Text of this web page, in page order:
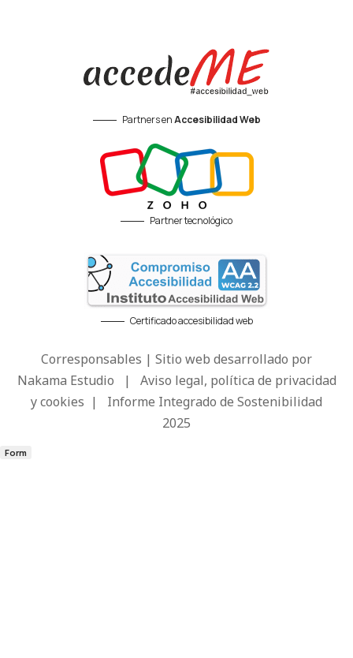
Partners enAccesibilidad Web
Partner tecnológico
Certificado accesibilidad web
Corresponsables | Sitio web desarrollado por
Nakama Estudio | Aviso legal, política de privacidad
y cookies | Informe Integrado de Sostenibilidad
2025
Form